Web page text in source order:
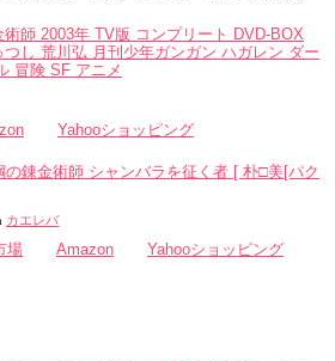
術師 2003年 TV版 コンプリート DVD-BOX
し 荒川弘 月刊少年ガンガン ハガレン ダー
冒険 SF アニメ
Yahooショッピング
の錬金術師 シャンバラを征く者 [ 朴□美[パク
カエレバ
場 Amazon Yahooショッピング